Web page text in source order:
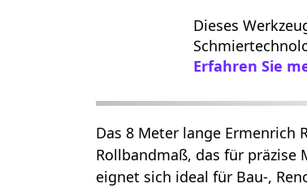
Dieses
Erfahren Sie
Das 8 Meter lange Ermenrich
Rollbandmaß, das für präzise
eignet sich ideal für Bau-,